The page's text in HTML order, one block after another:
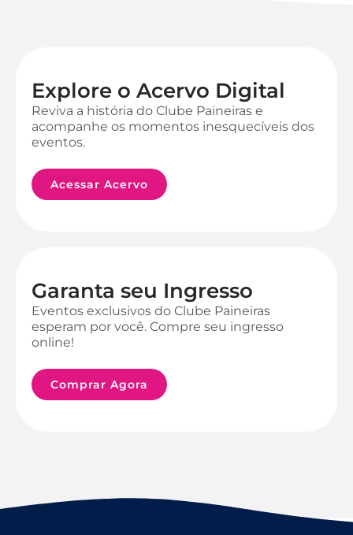
Explore o Acervo Digital
Reviva a história do Clube Paineiras e
acompanhe os momentos inesquecíveis dos
eventos.
Acessar Acervo
Garanta seu Ingresso
Eventos exclusivos do Clube Paineiras
esperam por você. Compre seu ingresso
online!
Comprar Agora